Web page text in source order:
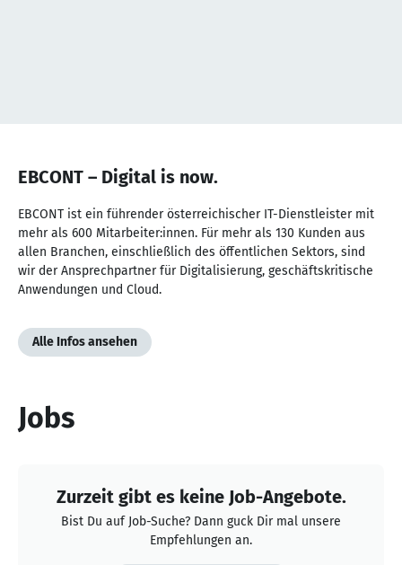
von
EBCONT – Digital is now.
EBCONT ist ein führender österreichischer IT-Dienstleister mit
mehr als 600 Mitarbeiter:innen. Für mehr als 130 Kunden aus
allen Branchen, einschließlich des öffentlichen Sektors, sind
wir der Ansprechpartner für Digitalisierung, geschäftskritische
Anwendungen und Cloud.
Alle Infos ansehen
Jobs
Zurzeit gibt es keine Job-Angebote.
Bist Du auf Job-Suche? Dann guck Dir mal unsere
Empfehlungen an.